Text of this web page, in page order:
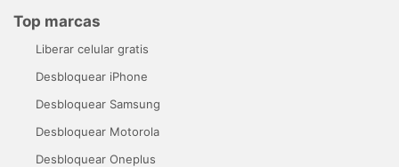
Top marcas
Liberar celular gratis
Desbloquear iPhone
Desbloquear Samsung
Desbloquear Motorola
Desbloquear Oneplus